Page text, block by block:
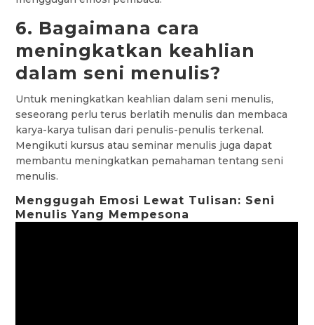
6. Bagaimana cara
meningkatkan keahlian
dalam seni menulis?
Untuk meningkatkan keahlian dalam seni menulis,
seseorang perlu terus berlatih menulis dan membaca
karya-karya tulisan dari penulis-penulis terkenal.
Mengikuti kursus atau seminar menulis juga dapat
membantu meningkatkan pemahaman tentang seni
menulis.
Menggugah Emosi Lewat Tulisan: Seni
Menulis Yang Mempesona